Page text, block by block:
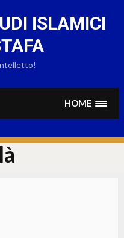
ISLAMICI
HOME